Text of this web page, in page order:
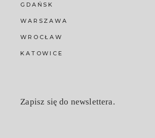
GDAŃSK
WARSZAWA
WROCŁAW
KATOWICE
Zapisz się do newslettera.